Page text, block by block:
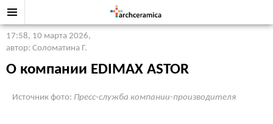
17:58, 10 марта 2026,
автор: Соломатина Г.
О компании EDIMAX ASTOR
Источник фото: Пресс-служба компании-производителя